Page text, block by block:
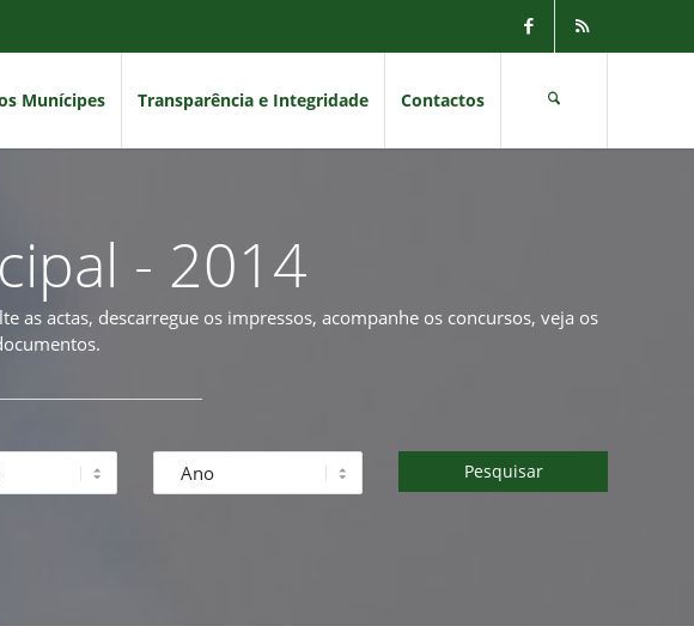
Munícipes Transparência e Integridade Contactos
- 2014
actas, descarregue os impressos, acompanhe os concursos, veja os